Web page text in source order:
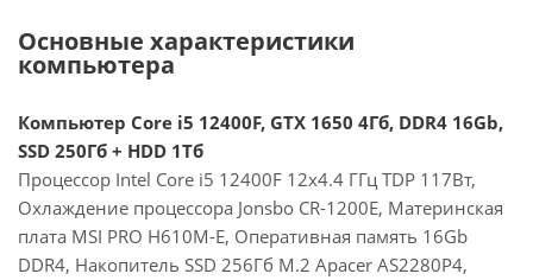
Основные характеристики
компьютера
Компьютер Core i5 12400F, GTX 1650 4Гб, DDR4 16Gb,
SSD 250Гб + HDD 1Тб
Процессор Intel Core i5 12400F 12x4.4 ГГц TDP 117Вт,
Охлаждение процессора Jonsbo CR-1200E, Материнская
плата MSI PRO H610M-E, Оперативная память 16Gb
DDR4, Накопитель SSD 256Гб M.2 Apacer AS2280P4,